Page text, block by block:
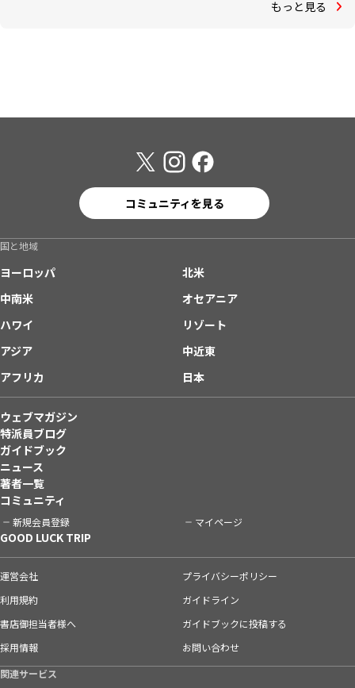
もっと見る
コミュニティを見る
国と地域
ヨーロッパ
北米
中南米
オセアニア
ハワイ
リゾート
アジア
中近東
アフリカ
日本
ウェブマガジン
特派員ブログ
ガイドブック
ニュース
著者一覧
コミュニティ
新規会員登録 マイページ
GOOD LUCK TRIP
運営会社
プライバシーポリシー
利用規約
ガイドライン
書店御担当者様へ
ガイドブックに投稿する
採用情報
お問い合わせ
関連サービス